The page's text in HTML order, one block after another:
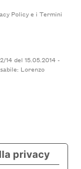
Policye i Termini
del 15.05.2014 -
Lorenzo
privacy